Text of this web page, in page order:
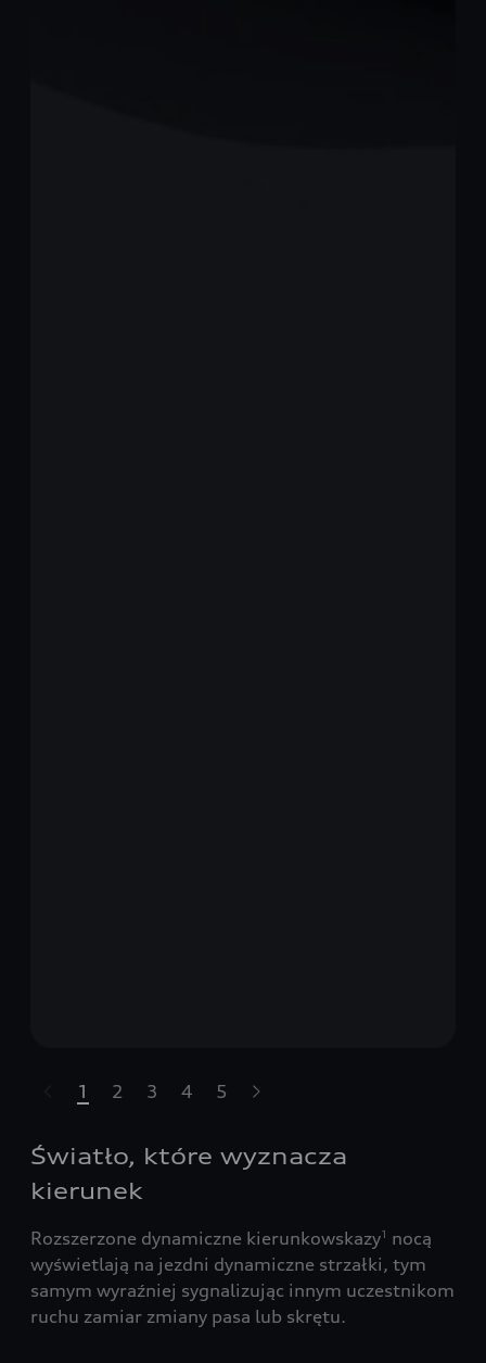
karuzelę
1 2 3 4 5
Światło, które wyznacza
kierunek
Rozszerzone dynamiczne kierunkowskazy1
nocą
wyświetlają na jezdni dynamiczne strzałki, tym
samym wyraźniej sygnalizując innym uczestnikom
ruchu zamiar zmiany pasa lub skrętu.